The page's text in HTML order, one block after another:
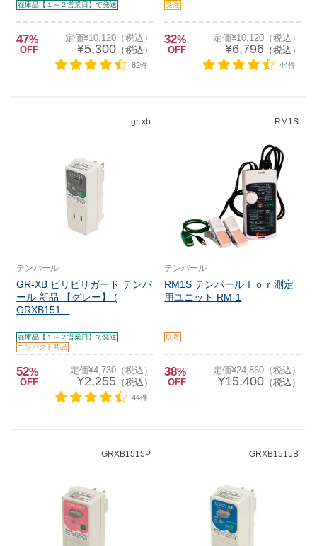
在庫品【１～２営業日】で発送
47%
OFF
定価¥10,120（税込）
¥5,300（税込）
82件
受注
32%
OFF
定価¥10,120（税込）
¥6,796（税込）
44件
gr-xb
テンパール
GR-XB ビリビリガード テンパ
ール 新品 【グレー】 (
GRXB151...
在庫品【１～２営業日】で発送
コンパクト商品
52%
OFF
定価¥4,730（税込）
¥2,255（税込）
44件
RM1S
テンパール
RM1S テンパールＩｏｒ測定
用ユニット RM-1
取寄
38%
OFF
定価¥24,860（税込）
¥15,400（税込）
GRXB1515P GRXB1515B